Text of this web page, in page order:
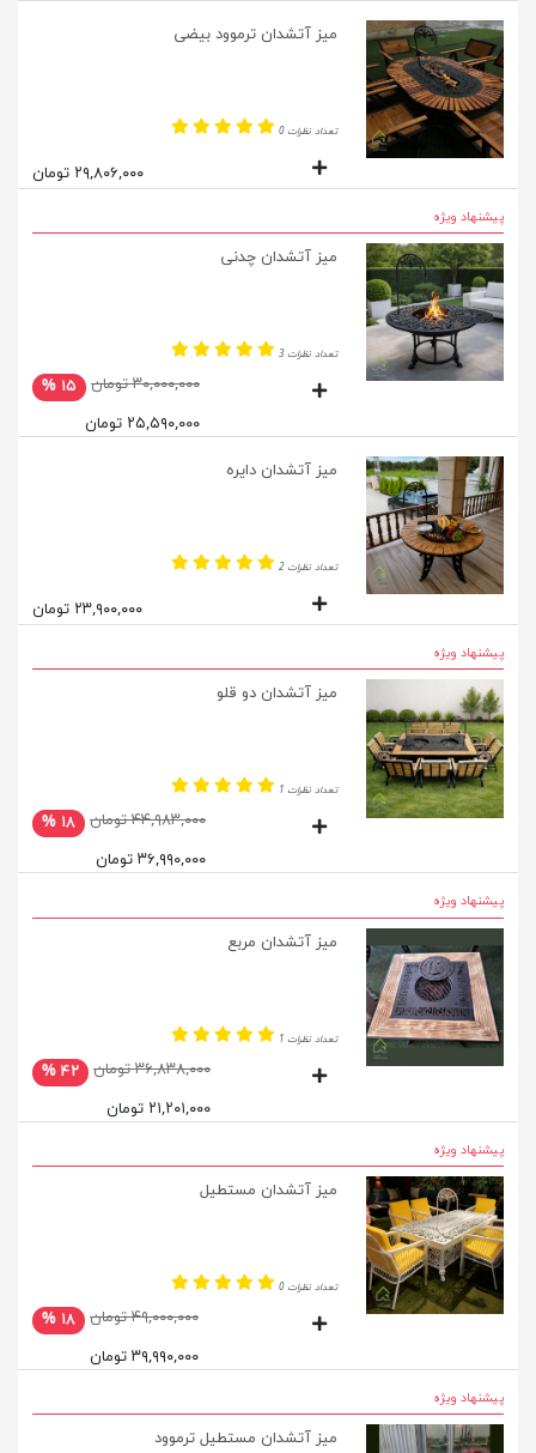
میز آتشدان ترموود بیضی
تعداد نظرات 0
۲۹,۸۰۶,۰۰۰ تومان
پیشنهاد ویژه
میز آتشدان چدنی
تعداد نظرات 3
۳۰,۰۰۰,۰۰۰ تومان
۱۵ %
۲۵,۵۹۰,۰۰۰ تومان
میز آتشدان دایره
تعداد نظرات 2
۲۳,۹۰۰,۰۰۰ تومان
پیشنهاد ویژه
میز آتشدان دو قلو
تعداد نظرات 1
۴۴,۹۸۳,۰۰۰ تومان
۱۸ %
۳۶,۹۹۰,۰۰۰ تومان
پیشنهاد ویژه
میز آتشدان مربع
تعداد نظرات 1
۳۶,۸۳۸,۰۰۰ تومان
۴۲ %
۲۱,۲۰۱,۰۰۰ تومان
پیشنهاد ویژه
میز آتشدان مستطیل
تعداد نظرات 0
۴۹,۰۰۰,۰۰۰ تومان
۱۸ %
۳۹,۹۹۰,۰۰۰ تومان
پیشنهاد ویژه
میز آتشدان مستطیل ترموود